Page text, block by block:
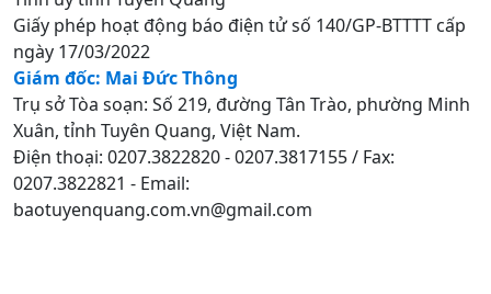
Giấy phép hoạt động báo điện tử số 140/GP-BTTTT cấp
ngày 17/03/2022
Giám đốc: Mai Đức Thông
Trụ sở Tòa soạn: Số 219, đường Tân Trào, phường Minh
Xuân, tỉnh Tuyên Quang, Việt Nam.
Điện thoại: 0207.3822820 - 0207.3817155 / Fax:
0207.3822821 - Email:
baotuyenquang.com.vn@gmail.com